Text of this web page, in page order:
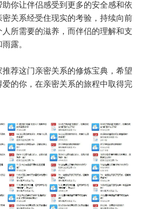
你让伴侣感受到更多的安全感和依
关系经受住现实的考验，持续向前
所需要的滋养，而伴侣的理解和支
露。
荐这门亲密关系的修炼宝典，希望
的你，在亲密关系的旅程中取得完